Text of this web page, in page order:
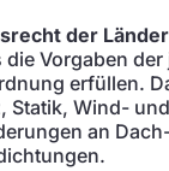
der
die Vorgaben der
erfüllen.
Statik, Wind-
an